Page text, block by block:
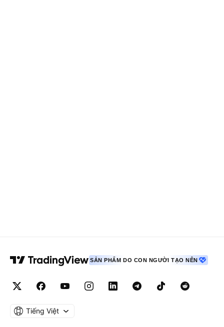
SẢN PHẨM DO CON NGƯỜI TẠO NÊN
Tiếng Việt